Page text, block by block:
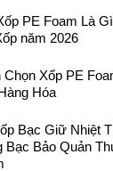
PE Foam Là
năm 2026
Chọn Xốp PE
Hóa
Bạc Giữ Nhiệt
Bạc Bảo Quản